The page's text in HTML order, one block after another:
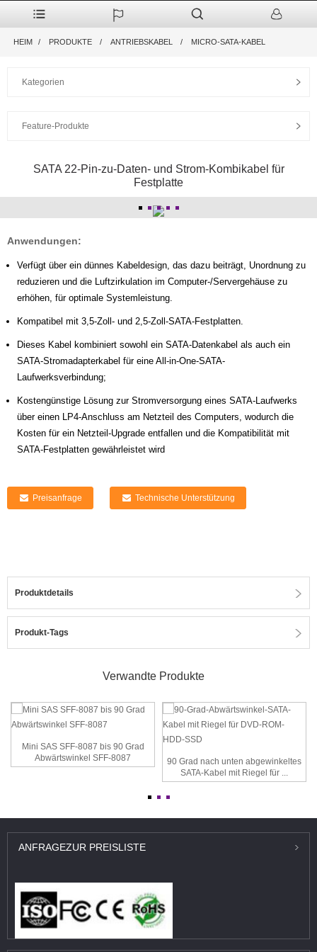
HEIM PRODUKTE ANTRIEBSKABEL MICRO-SATA-KABEL
Kategorien
Feature-Produkte
SATA 22-Pin-zu-Daten- und Strom-Kombikabel für
Festplatte
Anwendungen:
Verfügt über ein dünnes Kabeldesign, das dazu beiträgt, Unordnung zu
reduzieren und die Luftzirkulation im Computer-/Servergehäuse zu
erhöhen, für optimale Systemleistung.
Kompatibel mit 3,5-Zoll- und 2,5-Zoll-SATA-Festplatten.
Dieses Kabel kombiniert sowohl ein SATA-Datenkabel als auch ein
SATA-Stromadapterkabel für eine All-in-One-SATA-
Laufwerksverbindung;
Kostengünstige Lösung zur Stromversorgung eines SATA-Laufwerks
über einen LP4-Anschluss am Netzteil des Computers, wodurch die
Kosten für ein Netzteil-Upgrade entfallen und die Kompatibilität mit
SATA-Festplatten gewährleistet wird
Preisanfrage Technische Unterstützung
Produktdetails
Produkt-Tags
Verwandte Produkte
Mini SAS SFF-8087 bis 90 Grad
Abwärtswinkel SFF-8087
90 Grad nach unten abgewinkeltes
SATA-Kabel mit Riegel für ...
ANFRAGEZUR PREISLISTE